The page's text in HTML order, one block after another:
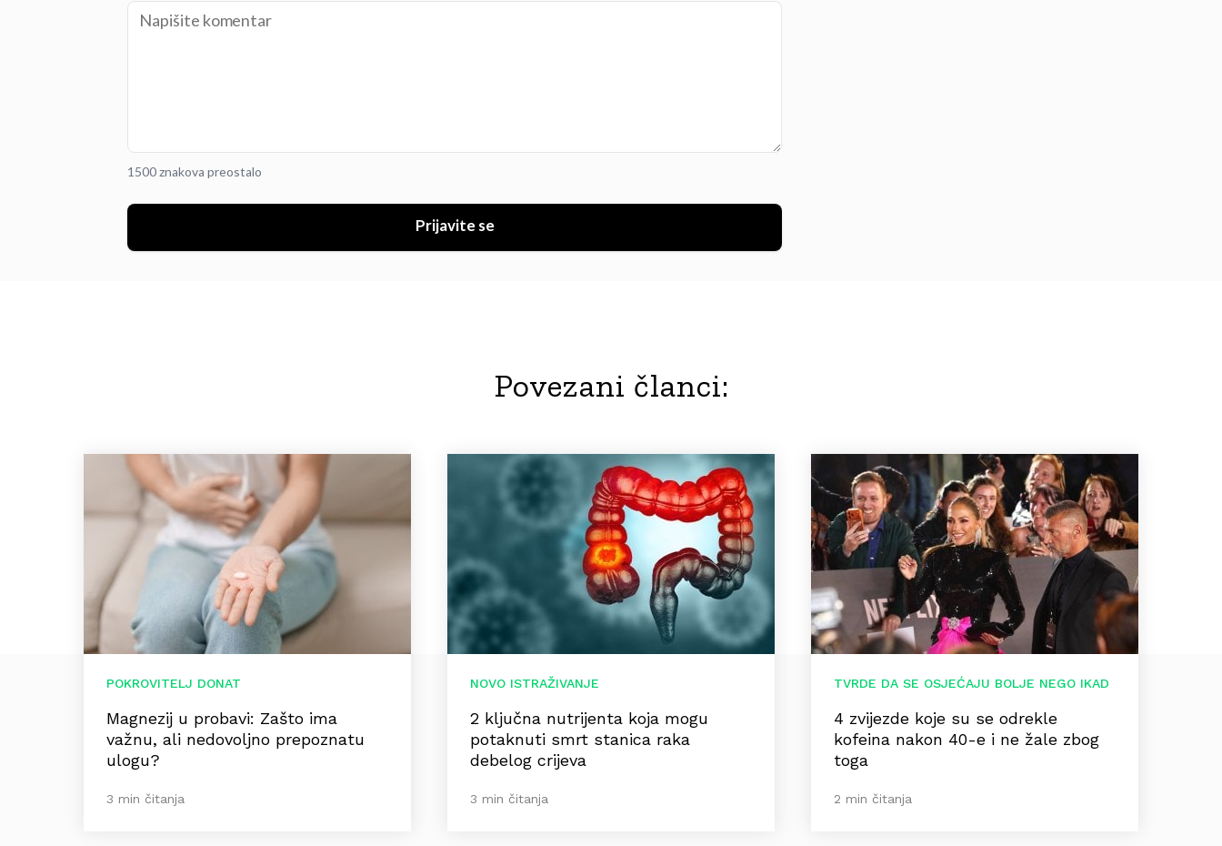
1500 znakova preostalo
Prijavite se
Povezani članci:
POKROVITELJ DONAT
Magnezij u probavi: Zašto ima
važnu, ali nedovoljno prepoznatu
ulogu?
3 min čitanja
NOVO ISTRAŽIVANJE
2 ključna nutrijenta koja mogu
potaknuti smrt stanica raka
debelog crijeva
3 min čitanja
TVRDE DA SE OSJEĆAJU BOLJE NEGO IKAD
4 zvijezde koje su se odrekle
kofeina nakon 40-e i ne žale zbog
toga
2 min čitanja